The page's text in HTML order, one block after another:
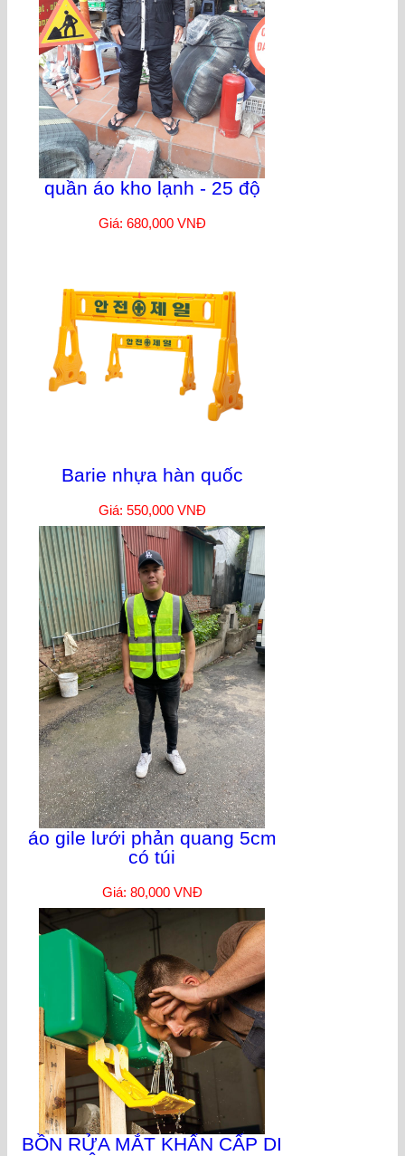
quần áo kho lạnh - 25 độ
Giá: 680,000 VNĐ
Barie nhựa hàn quốc
Giá: 550,000 VNĐ
áo gile lưới phản quang 5cm
có túi
Giá: 80,000 VNĐ
BỒN RỬA MẮT KHẨN CẤP DI